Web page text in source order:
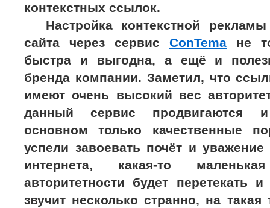
контекстных ссылок.
___Настройка контекстной
сайта через сервис ConTema не
быстра и выгодна, а ещё и
бренда компании. Заметил, что
имеют очень высокий вес
данный сервис продвигаются
основном только качественные
успели завоевать почёт и уважение
интернета, какая-то
авторитетности будет
звучит несколько странно, на